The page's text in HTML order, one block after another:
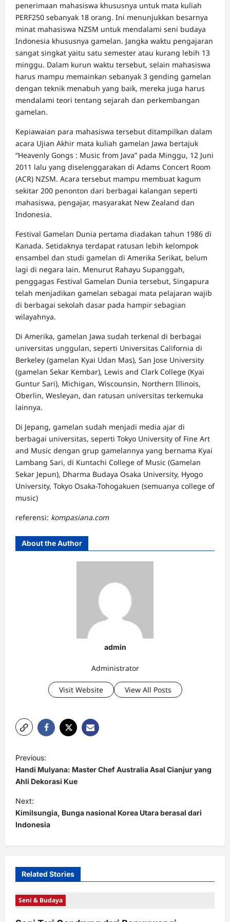
penerimaan mahasiswa khususnya untuk mata kuliah
PERF250 sebanyak 18 orang. Ini menunjukkan besarnya
minat mahasiswa NZSM untuk mendalami seni budaya
Indonesia khususnya gamelan. Jangka waktu pengajaran
sangat singkat yaitu satu semester atau kurang lebih 13
minggu. Dalam kurun waktu tersebut, selain mahasiswa
harus mampu memainkan sebanyak 3 gending gamelan
dengan teknik menabuh yang baik, mereka juga harus
mendalami teori tentang sejarah dan perkembangan
gamelan.
Kepiawaian para mahasiswa tersebut ditampilkan dalam
acara Ujian Akhir mata kuliah gamelan Jawa bertajuk
“Heavenly Gongs : Music from Java” pada Minggu, 12 Juni
2011 lalu yang diselenggarakan di Adams Concert Room
(ACR) NZSM. Acara tersebut mampu membuat kagum
sekitar 200 penonton dari berbagai kalangan seperti
mahasiswa, pengajar, masyarakat New Zealand dan
Indonesia.
Festival Gamelan Dunia pertama diadakan tahun 1986 di
Kanada. Setidaknya terdapat ratusan lebih kelompok
ensambel dan studi gamelan di Amerika Serikat, belum
lagi di negara lain. Menurut Rahayu Supanggah,
penggagas Festival Gamelan Dunia tersebut, Singapura
telah menjadikan gamelan sebagai mata pelajaran wajib
di berbagai sekolah dasar pada hampir sebagian
wilayahnya.
Di Amerika, gamelan Jawa sudah terkenal di berbagai
universitas unggulan, seperti Universitas California di
Berkeley (gamelan Kyai Udan Mas), San Jose University
(gamelan Sekar Kembar), Lewis and Clark College (Kyai
Guntur Sari), Michigan, Wiscounsin, Northern Illinois,
Oberlin, Wesleyan, dan ratusan universitas terkemuka
lainnya.
Di Jepang, gamelan sudah menjadi media ajar di
berbagai universitas, seperti Tokyo University of Fine Art
and Music dengan grup gamelannya yang bernama Kyai
Lambang Sari, di Kuntachi College of Music (Gamelan
Sekar Jepun), Dharma Budaya Osaka University, Hyogo
University, Tokyo Osaka-Tohogakuen (semuanya college of
music)
referensi: kompasiana.com
About the Author
admin
Administrator
Visit Website View All Posts
o
s
t
n
a
v
g
a
Previous:
Handi Mulyana: Master Chef Australia Asal Cianjur yang
Ahli Dekorasi Kue
Next:
Kimilsungia, Bunga nasional Korea Utara berasal dari
Indonesia
Related Stories
Seni & Budaya